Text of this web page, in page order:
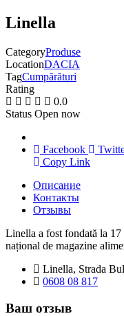
Linella
CategoryProduse
LocationDACIA
TagCumpărături
Rating
0.0
Status Open now
Facebook
Copy Link
Описание
Контакты
Отзывы
Linella a fost fondată la
național de magazine
Linella, Strada
0608 08 817
Ваш отзыв